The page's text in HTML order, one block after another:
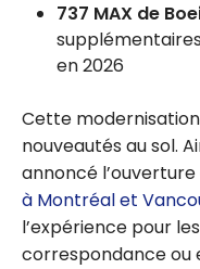
737 MAX de
en 2026
Cette
nouveautés au sol.
annoncé l’ouverture
à Montréal et
l’expérience pour
correspondance ou